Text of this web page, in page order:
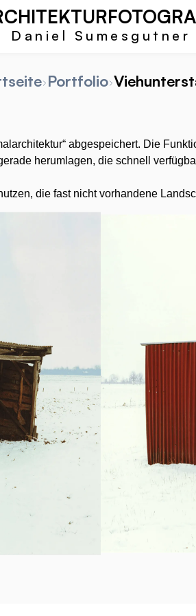
Daniel Sumesgutner
Portfolio
abgespeichert. Die
herumlagen, die schnell
die fast nicht vorhandene